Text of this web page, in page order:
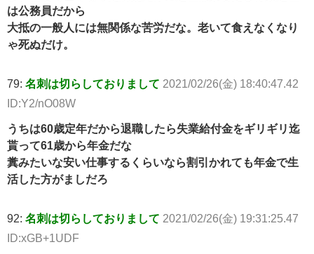
は公務員だから
大抵の一般人には無関係な苦労だな。老いて食えなくなり
ゃ死ぬだけ。
79: 名刺は切らしておりまして 2021/02/26(金) 18:40:47.42
ID:Y2/nO08W
うちは60歳定年だから退職したら失業給付金をギリギリ迄
貰って61歳から年金だな
糞みたいな安い仕事するくらいなら割引かれても年金で生
活した方がましだろ
92: 名刺は切らしておりまして 2021/02/26(金) 19:31:25.47
ID:xGB+1UDF